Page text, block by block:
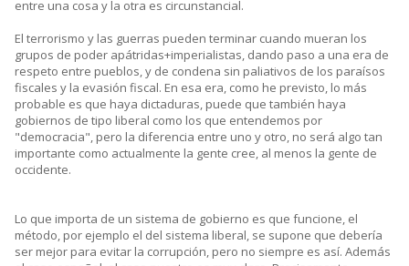
entre una cosa y la otra es circunstancial.
El terrorismo y las guerras pueden terminar cuando mueran los
grupos de poder apátridas+imperialistas, dando paso a una era de
respeto entre pueblos, y de condena sin paliativos de los paraísos
fiscales y la evasión fiscal. En esa era, como he previsto, lo más
probable es que haya dictaduras, puede que también haya
gobiernos de tipo liberal como los que entendemos por
"democracia", pero la diferencia entre uno y otro, no será algo tan
importante como actualmente la gente cree, al menos la gente de
occidente.
Lo que importa de un sistema de gobierno es que funcione, el
método, por ejemplo el del sistema liberal, se supone que debería
ser mejor para evitar la corrupción, pero no siempre es así. Además